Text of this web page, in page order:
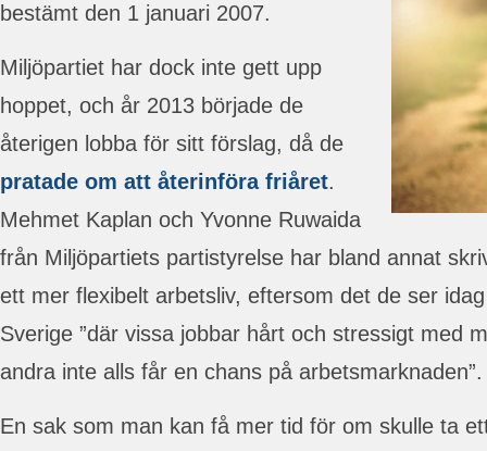
bestämt den 1 januari 2007.
Miljöpartiet har dock inte gett upp
hoppet, och år 2013 började de
återigen lobba för sitt förslag, då de
pratade om att återinföra friåret.
Mehmet Kaplan och Yvonne Ruwaida
från Miljöpartiets partistyrelse har bland annat
ett mer flexibelt arbetsliv, eftersom det de ser
Sverige ”där vissa jobbar hårt och stressigt med
andra inte alls får en chans på arbetsmarknaden”.
En sak som man kan få mer tid för om skulle ta